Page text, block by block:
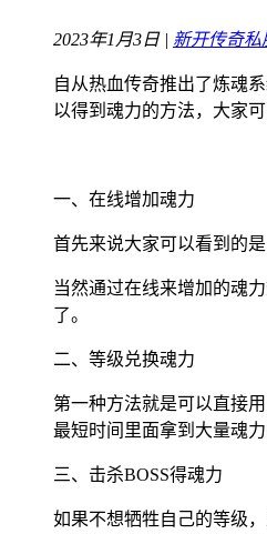
2023年1月3日 | 新开传奇私
自从热血传奇推出了炼魂
以得到魂力的方法，大家可
一、在线增加魂力
首先来说大家可以看到的
当然通过在线来增加的魂
了。
二、等级兑换魂力
第一种方法就是可以直接
最短时间里面拿到大量魂力
三、击杀BOSS得魂力
如果不想牺牲自己的等级